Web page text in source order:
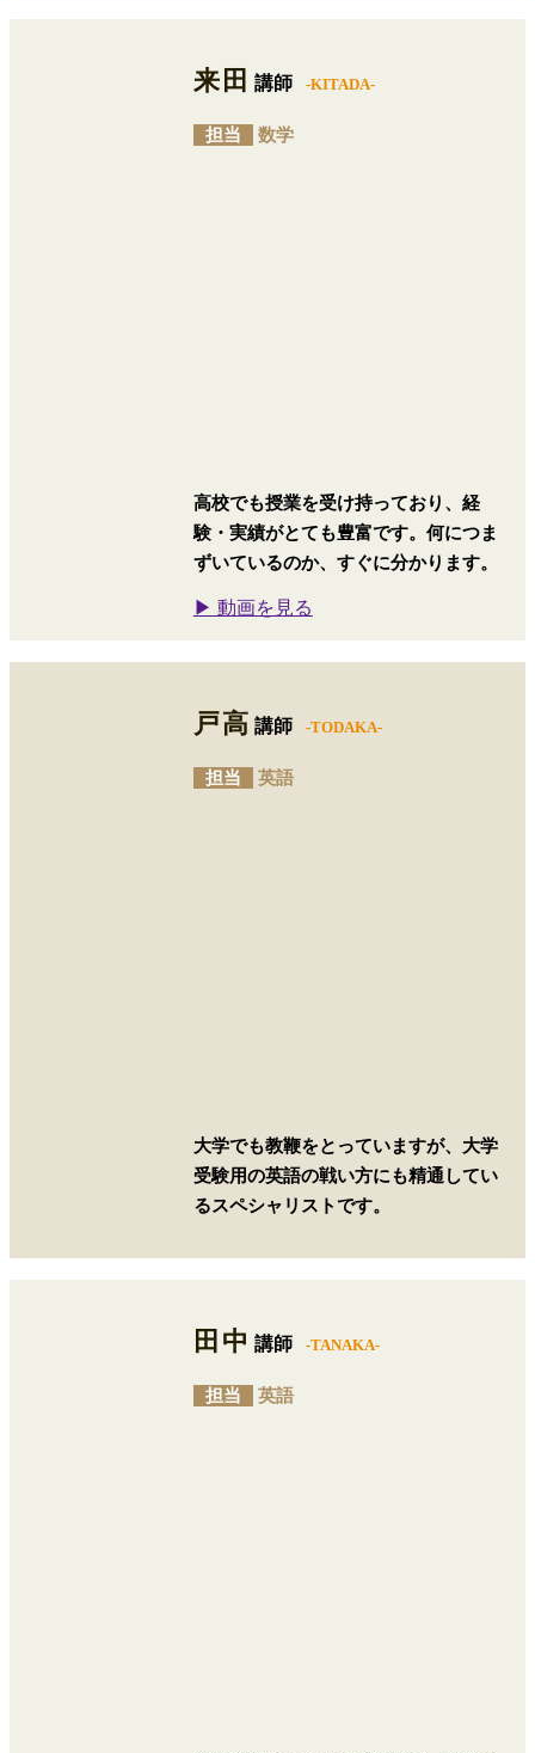
来田 講師 -KITADA-
担当 数学
高校でも授業を受け持っており、経
験・実績がとても豊富です。何につま
ずいているのか、すぐに分かります。
▶ 動画を見る
戸高 講師 -TODAKA-
担当 英語
大学でも教鞭をとっていますが、大学
受験用の英語の戦い方にも精通してい
るスペシャリストです。
田中 講師 -TANAKA-
担当 英語